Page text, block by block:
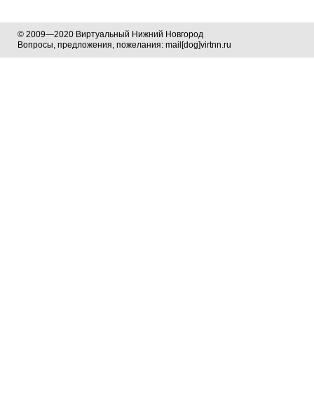
© 2009—2020 Виртуальный Нижний Новгород
Вопросы, предложения, пожелания: mail[dog]virtnn.ru